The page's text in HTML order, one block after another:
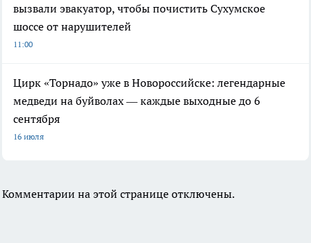
вызвали эвакуатор, чтобы почистить Сухумское
шоссе от нарушителей
11:00
Цирк «Торнадо» уже в Новороссийске: легендарные
медведи на буйволах — каждые выходные до 6
сентября
16 июля
Комментарии на этой странице отключены.